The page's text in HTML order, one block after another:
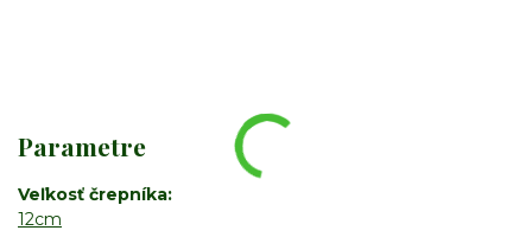
Parametre
Veľkosť črepníka
12cm